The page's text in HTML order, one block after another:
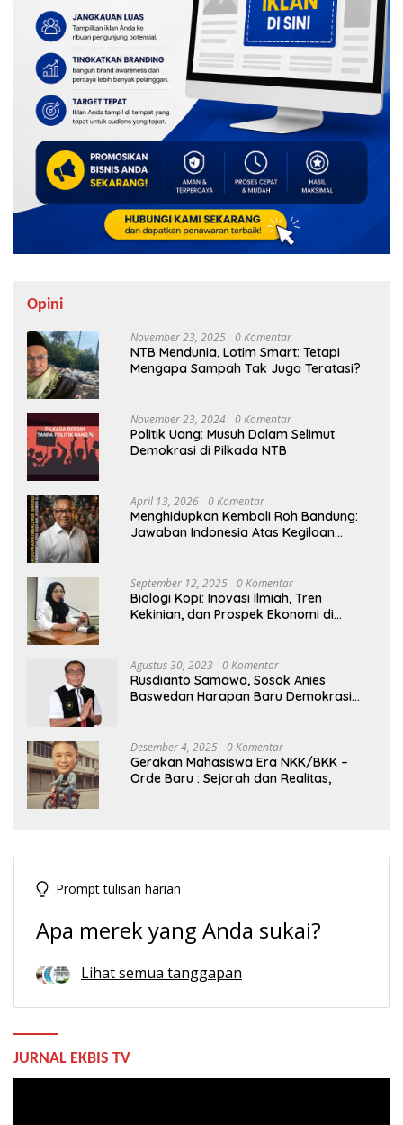
Opini
November 23, 2025 0 Komentar
NTB Mendunia, Lotim Smart: Tetapi
Mengapa Sampah Tak Juga Teratasi?
November 23, 2024 0 Komentar
Politik Uang: Musuh Dalam Selimut
Demokrasi di Pilkada NTB
April 13, 2026 0 Komentar
Menghidupkan Kembali Roh Bandung:
Jawaban Indonesia Atas Kegilaan
September 12, 2025 0 Komentar
Biologi Kopi: Inovasi Ilmiah, Tren
Kekinian, dan Prospek Ekonomi di
Agustus 30, 2023 0 Komentar
Rusdianto Samawa, Sosok Anies
Baswedan Harapan Baru Demokrasi
Desember 4, 2025 0 Komentar
Gerakan Mahasiswa Era NKK/BKK –
Orde Baru : Sejarah dan Realitas,
Prompt tulisan harian
Apa merek yang Anda sukai?
Lihat semua tanggapan
JURNAL EKBIS TV